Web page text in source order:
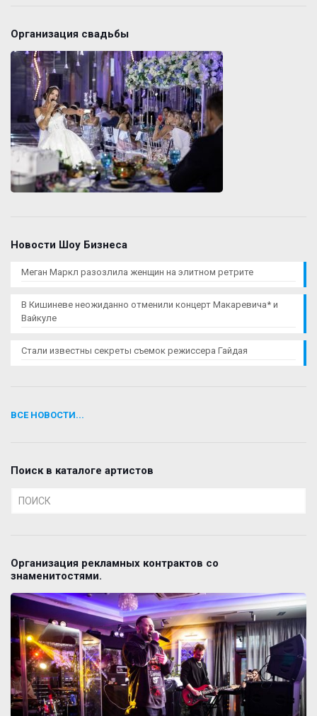
Организация свадьбы
Новости Шоу Бизнеса
Меган Маркл разозлила женщин на элитном ретрите
В Кишиневе неожиданно отменили концерт Макаревича* и
Вайкуле
Стали известны секреты съемок режиссера Гайдая
ВСЕ НОВОСТИ...
Поиск в каталоге артистов
Организация рекламных контрактов со
знаменитостями.